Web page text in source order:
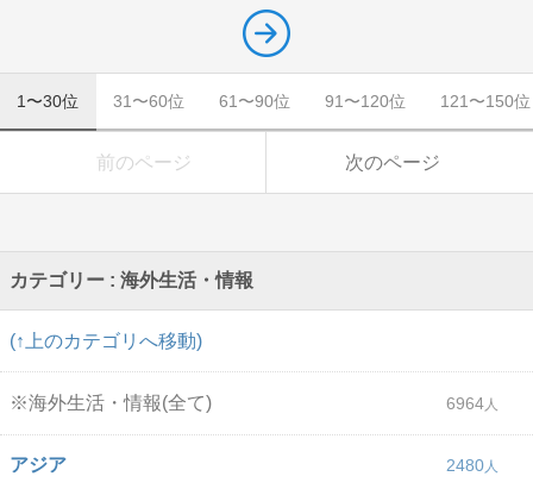
1〜30位 31〜60位 61〜90位 91〜120位 121〜150位
前のページ 次のページ
カテゴリー : 海外生活・情報
(↑上のカテゴリへ移動)
※海外生活・情報(全て) 6964
アジア 2480